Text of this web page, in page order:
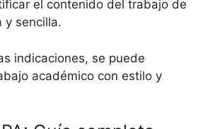
el contenido del trabajo de
y sencilla.
indicaciones, se puede
académico con estilo y